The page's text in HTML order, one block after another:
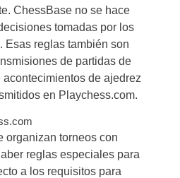
ChessBase no se hace
tomadas por los
Esas reglas también son
de partidas de
de ajedrez
en Playchess.com.
organizan torneos con
reglas especiales para
a los requisitos para